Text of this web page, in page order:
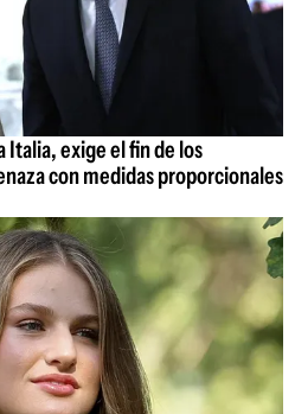
Italia, exige el fin de los
con medidas proporcionales